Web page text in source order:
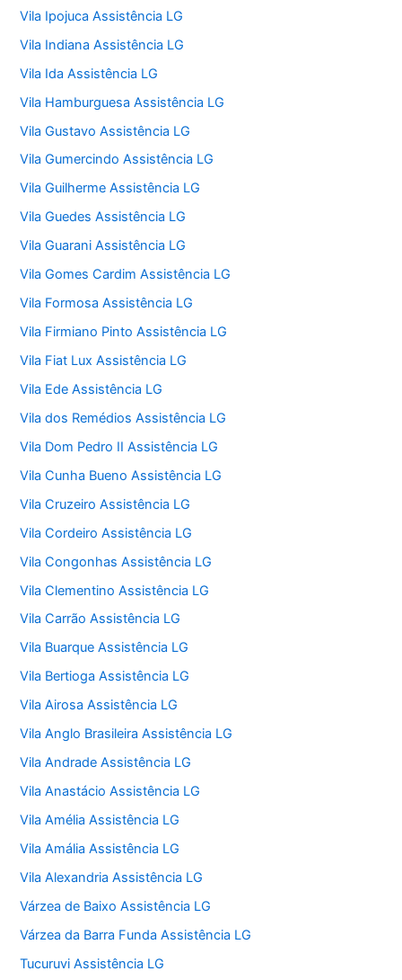
Vila Ipojuca Assistência LG
Vila Indiana Assistência LG
Vila Ida Assistência LG
Vila Hamburguesa Assistência LG
Vila Gustavo Assistência LG
Vila Gumercindo Assistência LG
Vila Guilherme Assistência LG
Vila Guedes Assistência LG
Vila Guarani Assistência LG
Vila Gomes Cardim Assistência LG
Vila Formosa Assistência LG
Vila Firmiano Pinto Assistência LG
Vila Fiat Lux Assistência LG
Vila Ede Assistência LG
Vila dos Remédios Assistência LG
Vila Dom Pedro II Assistência LG
Vila Cunha Bueno Assistência LG
Vila Cruzeiro Assistência LG
Vila Cordeiro Assistência LG
Vila Congonhas Assistência LG
Vila Clementino Assistência LG
Vila Carrão Assistência LG
Vila Buarque Assistência LG
Vila Bertioga Assistência LG
Vila Airosa Assistência LG
Vila Anglo Brasileira Assistência LG
Vila Andrade Assistência LG
Vila Anastácio Assistência LG
Vila Amélia Assistência LG
Vila Amália Assistência LG
Vila Alexandria Assistência LG
Várzea de Baixo Assistência LG
Várzea da Barra Funda Assistência LG
Tucuruvi Assistência LG